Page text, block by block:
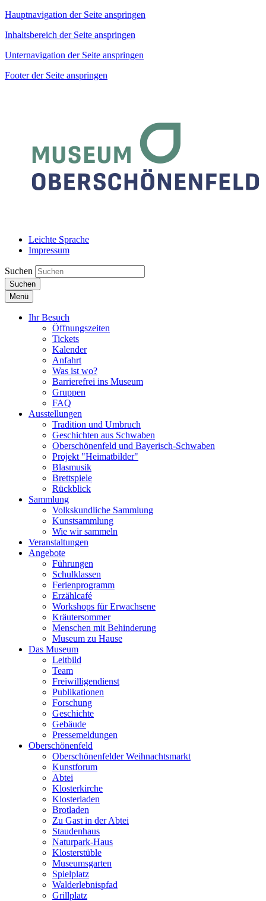
Hauptnavigation der Seite anspringen
Inhaltsbereich der Seite anspringen
Unternavigation der Seite anspringen
Footer der Seite anspringen
Leichte Sprache
Impressum
Suchen
Suchen
Menü
Ihr Besuch
Öffnungszeiten
Tickets
Kalender
Anfahrt
Was ist wo?
Barrierefrei ins Museum
Gruppen
FAQ
Ausstellungen
Tradition und Umbruch
Geschichten aus Schwaben
Oberschönenfeld und Bayerisch-Schwaben
Projekt "Heimatbilder"
Blasmusik
Brettspiele
Rückblick
Sammlung
Volkskundliche Sammlung
Kunstsammlung
Wie wir sammeln
Veranstaltungen
Angebote
Führungen
Schulklassen
Ferienprogramm
Erzählcafé
Workshops für Erwachsene
Kräutersommer
Menschen mit Behinderung
Museum zu Hause
Das Museum
Leitbild
Team
Freiwilligendienst
Publikationen
Forschung
Geschichte
Gebäude
Pressemeldungen
Oberschönenfeld
Oberschönenfelder Weihnachtsmarkt
Kunstforum
Abtei
Klosterkirche
Klosterladen
Brotladen
Zu Gast in der Abtei
Staudenhaus
Naturpark-Haus
Klosterstüble
Museumsgarten
Spielplatz
Walderlebnispfad
Grillplatz